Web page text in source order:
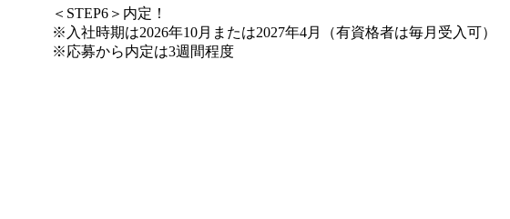
＜STEP6＞内定！
※入社時期は2026年10月または2027年4月（有資格者は毎月受入可）
※応募から内定は3週間程度